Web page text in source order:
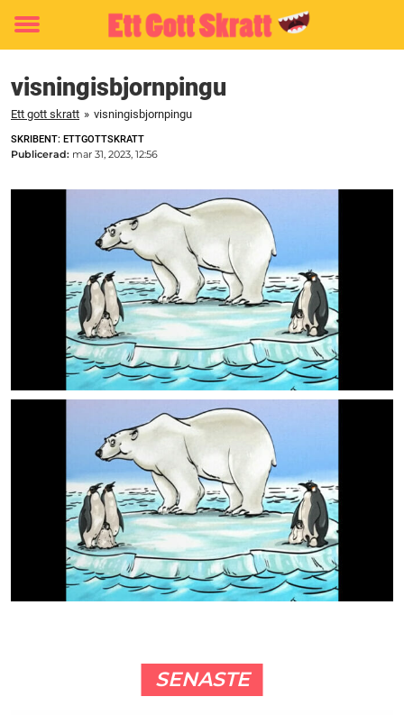
Toggle
visningisbjornpingu
Ett gott skratt » visningisbjornpingu
SKRIBENT: ETTGOTTSKRATT
Publicerad: mar 31, 2023, 12:56
SENASTE